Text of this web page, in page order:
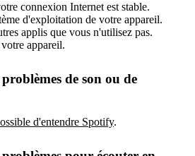
connexion Internet est stable.
d'exploitation de votre appareil.
applis que vous n'utilisez pas.
appareil.
de son ou de
d'entendre Spotify.